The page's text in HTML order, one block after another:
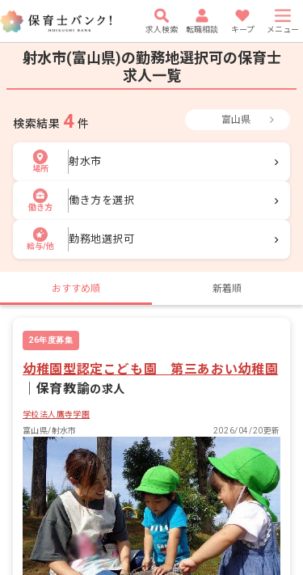
求人検索 転職相談 キープ メニュー
射水市(富山県)の勤務地選択可の保育士
求人一覧
検索結果 4 件 富山県
場所
射水市
働き方
働き方を選択
給与/他
勤務地選択可
おすすめ順 新着順
26年度募集
幼稚園型認定こども園 第三あおい幼稚園
保育教諭の求人
学校法人鷹寺学園
富山県/射水市
2026/04/20更新